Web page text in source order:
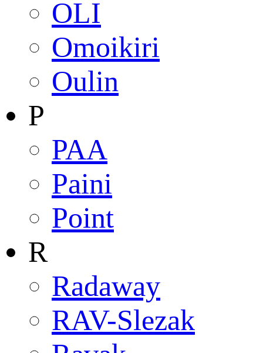
OLI
Omoikiri
Oulin
P
PAA
Paini
Point
R
Radaway
RAV-Slezak